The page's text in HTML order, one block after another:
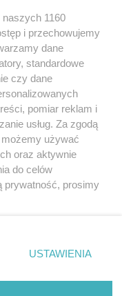
3 z portali
sięz nami
1160
i przechowujemy
dane
standardowe
czy dane
pomiar reklam i
usług. Za zgodą
używać
oraz aktywnie
do celów
prywatność, prosimy
rogu strony
nie wymagają
się
miały
USTAWIENIA